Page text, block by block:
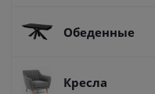
Обеденные
Кресла